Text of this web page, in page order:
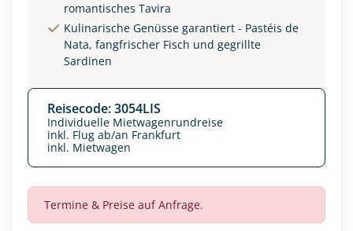
romantisches Tavira
Kulinarische Genüsse garantiert - Pastéis de
Nata, fangfrischer Fisch und gegrillte
Sardinen
Reisecode: 3054LIS
Individuelle Mietwagenrundreise
inkl. Flug ab/an Frankfurt
inkl. Mietwagen
Termine & Preise auf Anfrage.